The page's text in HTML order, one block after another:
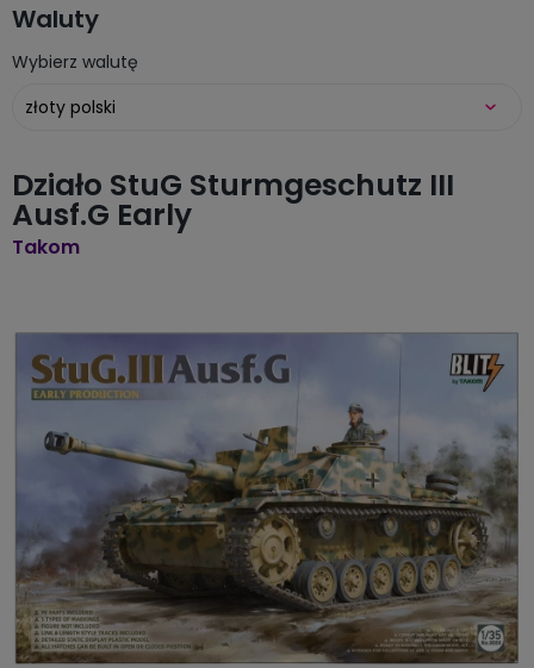
Waluty
Wybierz walutę
Działo StuG Sturmgeschutz III
Ausf.G Early
Takom